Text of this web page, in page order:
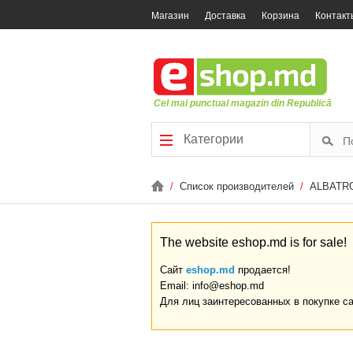
Магазин Доставка Корзина
Cel mai punctual magazin din Republică
Категории
/ Список производителей /
The website eshop.md is for sale!
Сайт eshop.md продается!
Email: info@eshop.md
Для лиц заинтересованных в покупке